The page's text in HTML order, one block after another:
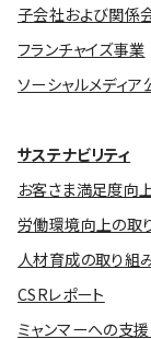
子会社および関係
フランチャイズ事業
ソーシャルメディア
サステナビリティ
お客さま満足度向
労働環境向上の取
人材育成の取り組
CSRレポート
ミャンマーへの支